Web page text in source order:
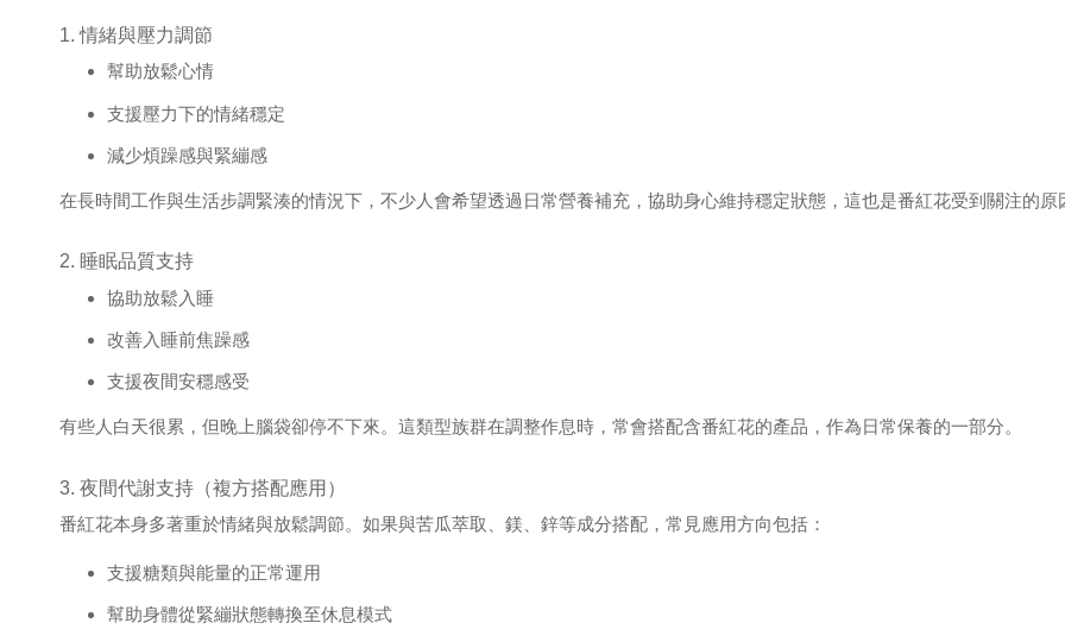
1. 情緒與壓力調節
幫助放鬆心情
支援壓力下的情緒穩定
減少煩躁感與緊繃感
在長時間工作與生活步調緊湊的情況下，不少人會希望透過日常營養補充，協助身心維持穩定狀態，這也是番紅花受到關注的原
2. 睡眠品質支持
協助放鬆入睡
改善入睡前焦躁感
支援夜間安穩感受
有些人白天很累，但晚上腦袋卻停不下來。這類型族群在調整作息時，常會搭配含番紅花的產品，作為日常保養的一部分。
3. 夜間代謝支持（複方搭配應用）
番紅花本身多著重於情緒與放鬆調節。如果與苦瓜萃取、鎂、鋅等成分搭配，常見應用方向包括：
支援糖類與能量的正常運用
幫助身體從緊繃狀態轉換至休息模式